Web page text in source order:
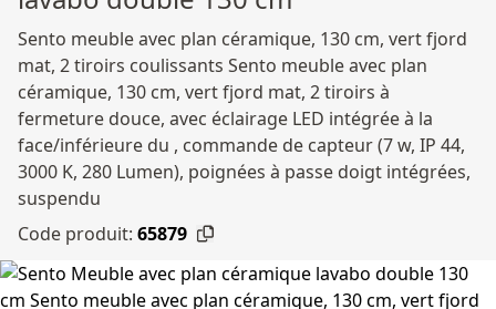
Sento meuble avec plan céramique, 130 cm, vert fjord
mat, 2 tiroirs coulissants Sento meuble avec plan
céramique, 130 cm, vert fjord mat, 2 tiroirs à
fermeture douce, avec éclairage LED intégrée à la
face/inférieure du , commande de capteur (7 w, IP 44,
3000 K, 280 Lumen), poignées à passe doigt intégrées,
suspendu
Code produit: 65879